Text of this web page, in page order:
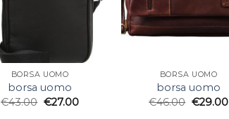
BORSA UOMO
borsa uomo
€43.00 €27.00
BORSA UOMO
borsa uomo
€46.00 €29.00